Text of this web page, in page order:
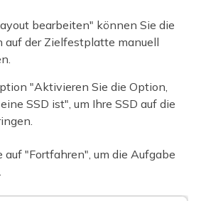
bearbeiten" können Sie die
auf der Zielfestplatte manuell
"Aktivieren Sie die Option,
SSD ist", um Ihre SSD auf die
auf "Fortfahren", um die Aufgabe